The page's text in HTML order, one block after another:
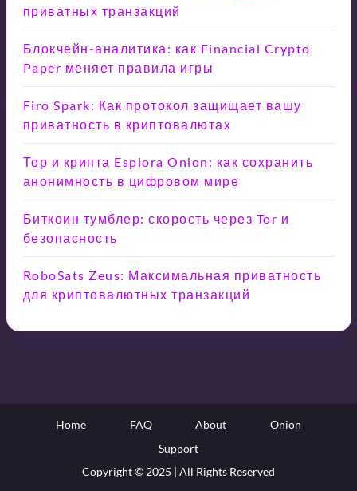
приватных транзакций
Блокчейн-аналитика: как Financial Crypto
Paper меняет правила игры
Firo Spark: Как протокол защищает вашу
приватность в криптовалютах
Тор и крипта Esplora Onion: как сохранить
анонимность в цифровом мире
Биткоин тумблер: скорость через Tor и
безопасность
RoboSats Zeus: Максимальная приватность
для криптовалютных транзакций
Home FAQ About
Onion
Support
Copyright © 2025 | All Rights Reserved